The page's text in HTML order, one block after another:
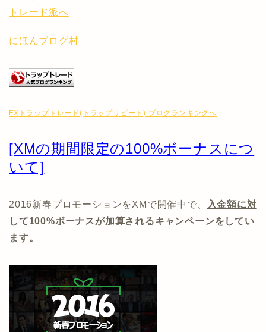
にほんブログ村
FXトラップトレード(トラップリピート) ブログランキングへ
[XMの期間限定の100%ボーナスにつ
いて]
2016新春プロモーションをXMで開催中で、
入金額に対
して100%ボーナスが加算されるキャンペーンをしてい
ます。